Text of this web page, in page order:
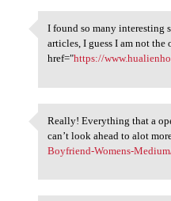
I found so many
I found so many interesting
articles, I guess I am not
href="https://
Really! Everything
Really! Everything that a
can’t look ahead to alot
Boyfriend-Womens-